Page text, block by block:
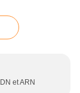
et ARN